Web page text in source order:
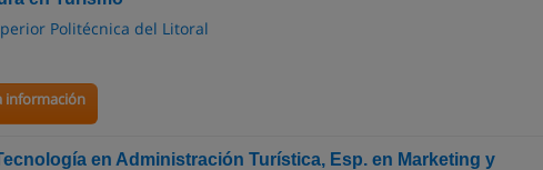
Politécnica del Litoral
información
en Administración Turística, Esp. en Marketing y